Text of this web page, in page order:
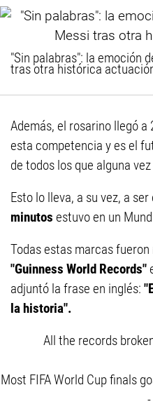
"Sin palabras": la emoción
tras otra histórica
Además, el rosarino llegó
esta competencia y es el
de todos los que alguna
Esto lo lleva, a su vez, a
minutos estuvo en un
Todas estas marcas
"Guinness World Records"
adjuntó la frase en inglés:
la historia".
All the records
Most FIFA World Cup finals